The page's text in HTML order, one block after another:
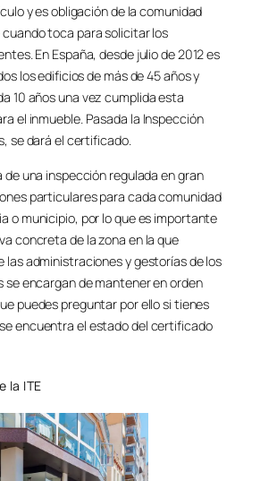
y es obligación de la comunidad
toca para solicitar los
En España, desde julio de 2012 es
los edificios de más de 45 años y
10 años una vez cumplida esta
el inmueble. Pasada la Inspección
se dará el certificado.
de una inspección regulada en gran
particulares para cada comunidad
o municipio, por lo que es importante
concreta de la zona en la que
las administraciones y gestorías de los
se encargan de mantener en orden
puedes preguntar por ello si tienes
encuentra el estado del certificado
la ITE